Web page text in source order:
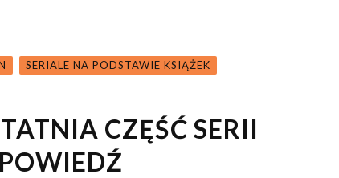
SERIALE NA PODSTAWIE KSIĄŻEK
CZĘŚĆ SERII